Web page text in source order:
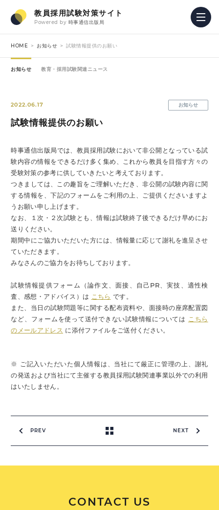
教員採用試験対策サイト
Powered by 時事通信出版局
HOME お知らせ 試験情報提供のお願い
お知らせ 教育・採用試験関連ニュース
2022.06.17 お知らせ
試験情報提供のお願い
時事通信出版局では、教員採用試験において非公開となっている試
験内容の情報をできるだけ多く集め、これから教員を目指す方々の
受験対策の参考に供していきたいと考えております。
つきましては、この趣旨をご理解いただき、非公開の試験内容に関
する情報を、下記のフォームをご利用の上、ご提供くださいますよ
うお願い申し上げます。
なお、１次・２次試験とも、情報は試験終了後できるだけ早めにお
送りください。
期間中にご協力いただいた方には、情報量に応じて謝礼を進呈させ
ていただきます。
みなさんのご協力をお待ちしております。
試験情報提供フォーム（論作文、面接、自己PR、実技、適性検
査、感想・アドバイス）は こちら です。
また、当日の試験問題等に関する配布資料や、面接時の座席配置図
など、フォームを使って送付できない試験情報については
こちら
のメールアドレス に添付ファイルをご送付ください。
※ ご記入いただいた個人情報は、当社にて厳正に管理の上、謝礼
の発送および当社にて主催する教員採用試験関連事業以外での利用
はいたしません。
PREV NEXT
CONTACT US